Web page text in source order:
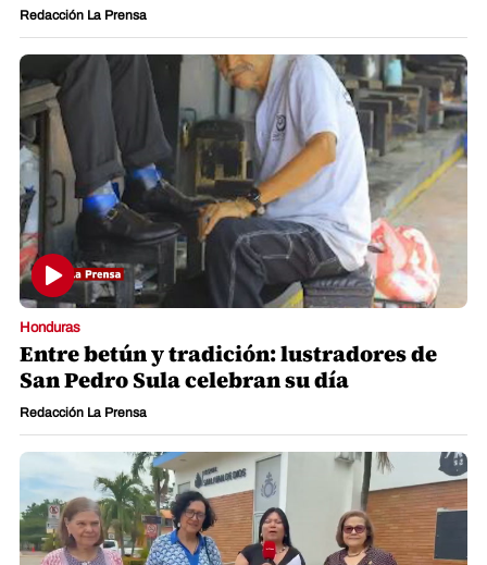
Redacción La Prensa
Honduras
Entre betún y tradición: lustradores de
San Pedro Sula celebran su día
Redacción La Prensa